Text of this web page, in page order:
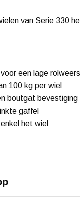
van Serie 330
een lage
100 kg per wiel
boutgat bevestiging
gaffel
het wiel